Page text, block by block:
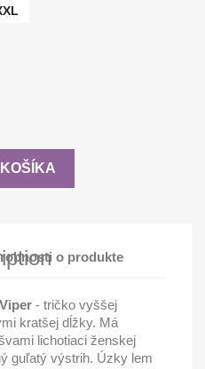
o produkte
- tričko vyššej
kratšej dĺžky. Má
lichotiaci ženskej
guľatý výstrih. Úzky lem